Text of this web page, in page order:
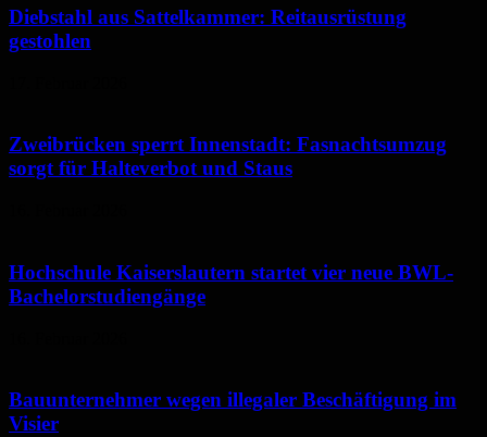
Diebstahl aus Sattelkammer: Reitausrüstung
gestohlen
Zweibrücken sperrt Innenstadt: Fasnachtsumzug
sorgt für Halteverbot und Staus
Hochschule Kaiserslautern startet vier neue BWL-
Bachelorstudiengänge
Bauunternehmer wegen illegaler Beschäftigung im
Visier